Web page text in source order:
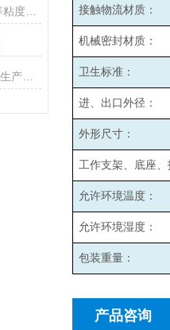
接触物流材质：
机械密封材质：
卫生标准：
进、出口外径：
外形尺寸：
工作支架、底座
允许环境温度：
允许环境湿度：
包装重量：
产品咨询